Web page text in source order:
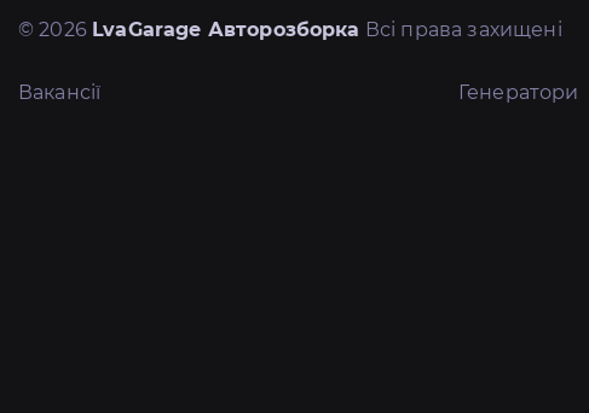
© 2026 LvaGarage Авторозборка Всі права захищені
Вакансії Генератори